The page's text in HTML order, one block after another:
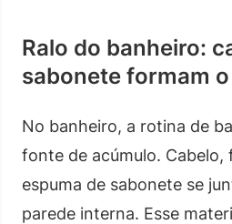
Ralo do banheiro:
sabonete formam
No banheiro, a rotina de
fonte de acúmulo. Cabelo,
espuma de sabonete se
parede interna. Esse